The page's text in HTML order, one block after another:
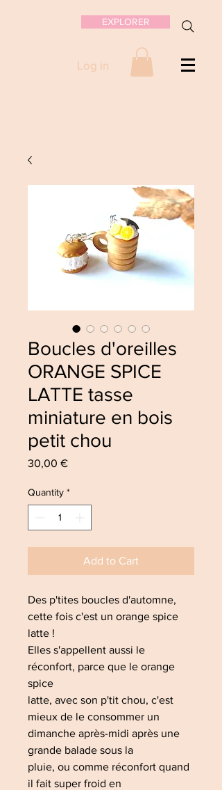
EXPLORER
Log in
Boucles d'oreilles
ORANGE SPICE
LATTE tasse
miniature en bois
petit chou
30,00 €Price
Quantity *
Add to Cart
Des p'tites boucles d'automne,
cette fois c'est un orange spice
latte !
Elles s'appellent aussi le
réconfort, parce que le orange
spice
latte, avec son p'tit chou, c'est
mieux de le consommer un
dimanche après-midi après une
grande balade sous la
pluie, ou comme réconfort quand
il fait super froid en